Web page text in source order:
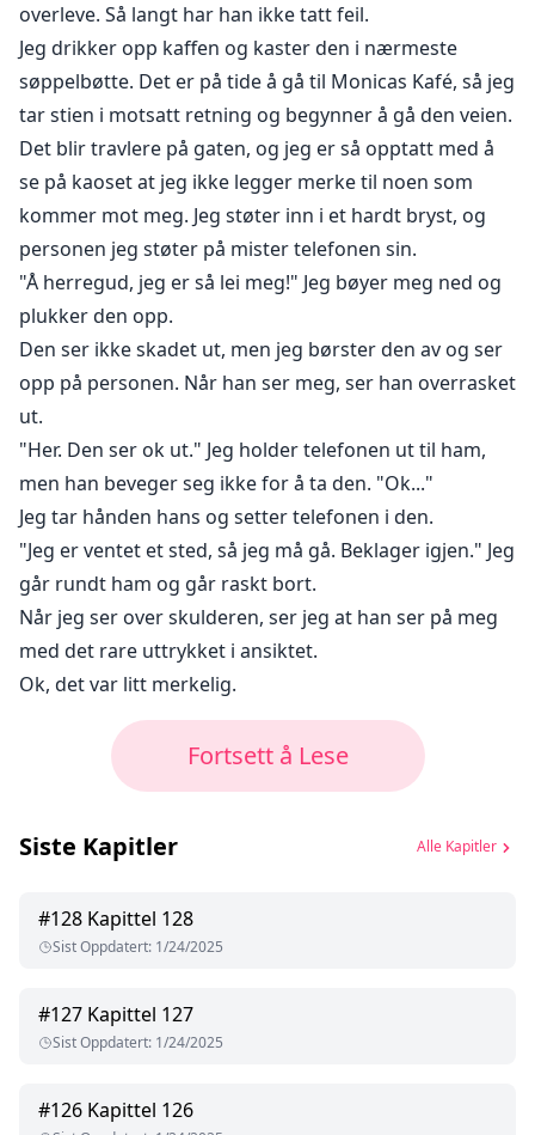
overleve. Så langt har han ikke tatt feil.
Jeg drikker opp kaffen og kaster den i nærmeste
søppelbøtte. Det er på tide å gå til Monicas Kafé, så jeg
tar stien i motsatt retning og begynner å gå den veien.
Det blir travlere på gaten, og jeg er så opptatt med å
se på kaoset at jeg ikke legger merke til noen som
kommer mot meg. Jeg støter inn i et hardt bryst, og
personen jeg støter på mister telefonen sin.
"Å herregud, jeg er så lei meg!" Jeg bøyer meg ned og
plukker den opp.
Den ser ikke skadet ut, men jeg børster den av og ser
opp på personen. Når han ser meg, ser han overrasket
ut.
"Her. Den ser ok ut." Jeg holder telefonen ut til ham,
men han beveger seg ikke for å ta den. "Ok..."
Jeg tar hånden hans og setter telefonen i den.
"Jeg er ventet et sted, så jeg må gå. Beklager igjen." Jeg
går rundt ham og går raskt bort.
Når jeg ser over skulderen, ser jeg at han ser på meg
med det rare uttrykket i ansiktet.
Ok, det var litt merkelig.
Fortsett å Lese
Siste Kapitler Alle Kapitler
#128 Kapittel 128
Sist Oppdatert: 1/24/2025
#127 Kapittel 127
Sist Oppdatert: 1/24/2025
#126 Kapittel 126